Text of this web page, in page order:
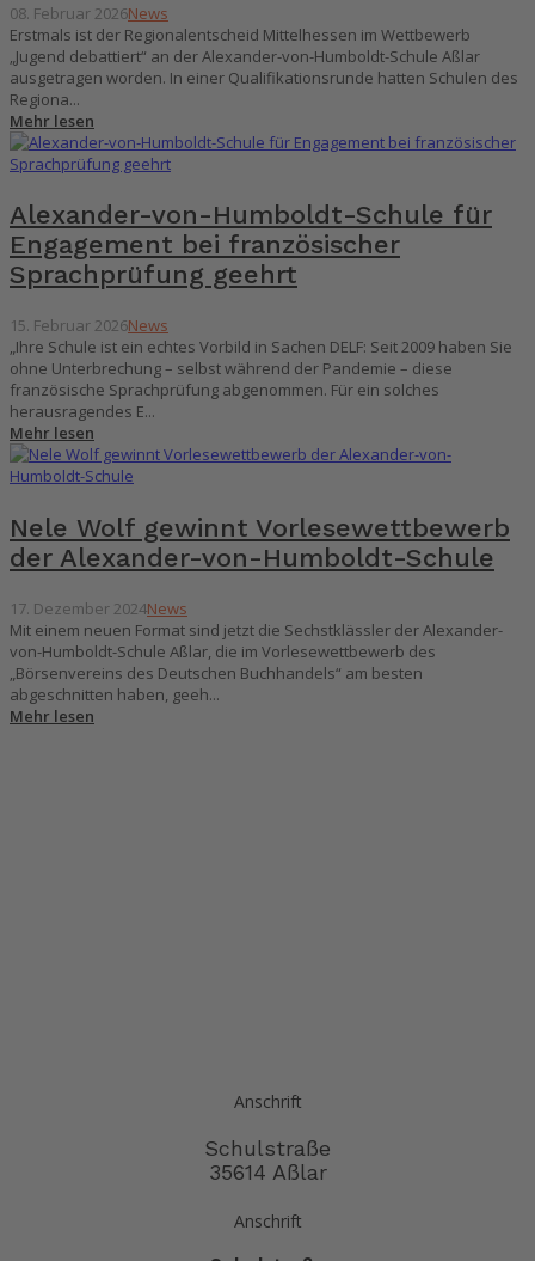
08. Februar 2026News
Erstmals ist der Regionalentscheid Mittelhessen im Wettbewerb
„Jugend debattiert“ an der Alexander-von-Humboldt-Schule Aßlar
ausgetragen worden. In einer Qualifikationsrunde hatten Schulen des
Regiona...
Mehr lesen
Alexander-von-Humboldt-Schule für
Engagement bei französischer
Sprachprüfung geehrt
15. Februar 2026News
„Ihre Schule ist ein echtes Vorbild in Sachen DELF: Seit 2009 haben Sie
ohne Unterbrechung – selbst während der Pandemie – diese
französische Sprachprüfung abgenommen. Für ein solches
herausragendes E...
Mehr lesen
Nele Wolf gewinnt Vorlesewettbewerb
der Alexander-von-Humboldt-Schule
17. Dezember 2024News
Mit einem neuen Format sind jetzt die Sechstklässler der Alexander-
von-Humboldt-Schule Aßlar, die im Vorlesewettbewerb des
„Börsenvereins des Deutschen Buchhandels“ am besten
abgeschnitten haben, geeh...
Mehr lesen
Anschrift
Schulstraße
35614 Aßlar
Anschrift